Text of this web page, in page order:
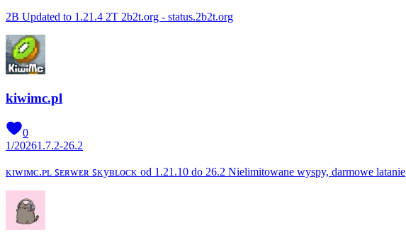
2B Updated to 1.21.4 2T 2b2t.org - status.2b2t.org
kiwimc.pl
0
1/20261.7.2-26.2
ᴋɪᴡɪᴍᴄ.ᴘʟ ꜱᴇʀᴡᴇʀ ꜱᴋуʙʟᴏᴄᴋ od 1.21.10 do 26.2 Nielimitowane wyspy, darmowe latanie